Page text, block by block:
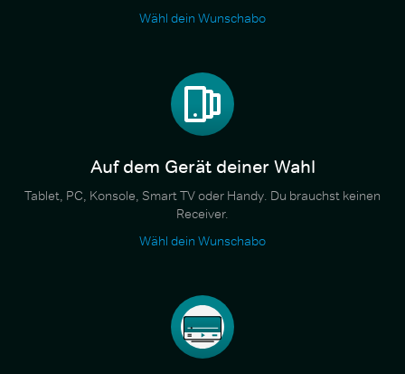
Wähl dein Wunschabo
Auf dem Gerät deiner Wahl
Tablet, PC, Konsole, Smart TV oder Handy. Du brauchst keinen
Receiver.
Wähl dein Wunschabo